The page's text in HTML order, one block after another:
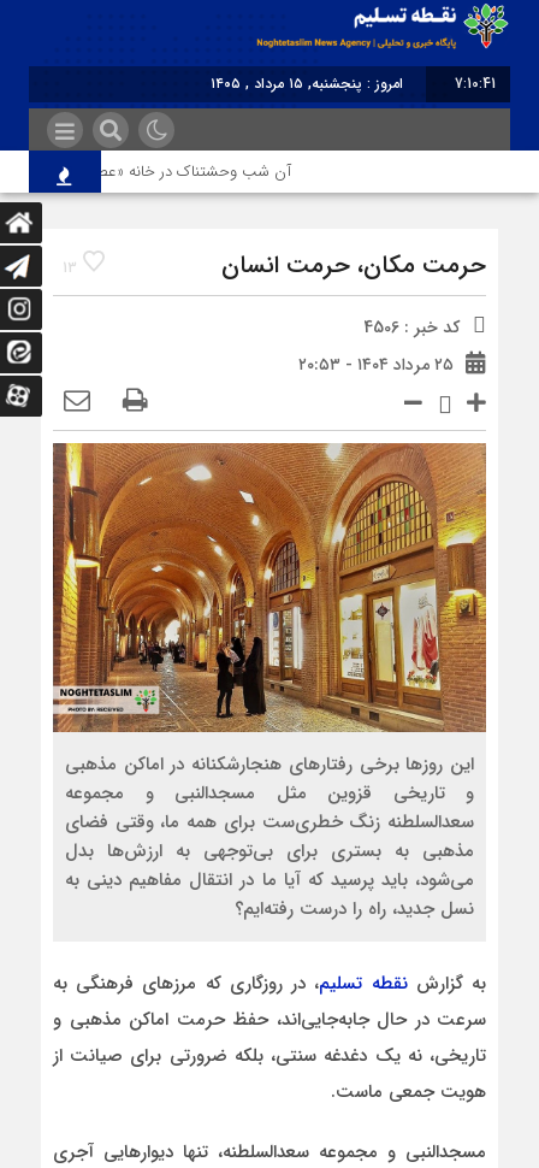
7:10:41
امروز : پنجشنبه, ۱۵ مرداد , ۱۴۰۵
آن شب وحشتناک در خانه «عصمت»
13 حرمت مکان، حرمت انسان
کد خبر : 4506
۲۵ مرداد ۱۴۰۴ - ۲۰:۵۳
این روزها برخی رفتارهای هنجارشکنانه در اماکن مذهبی
و تاریخی قزوین مثل مسجدالنبی و مجموعه
سعدالسلطنه زنگ خطری‌‌ست برای همه ما، وقتی فضای
مذهبی به بستری برای بی‌توجهی به ارزش‌ها بدل
می‌شود، باید پرسید که آیا ما در انتقال مفاهیم دینی به
نسل جدید، راه را درست رفته‌ایم؟
به گزارشنقطه تسلیم، در روزگاری که مرزهای فرهنگی به
سرعت در حال جابه‌جایی‌اند، حفظ حرمت اماکن مذهبی و
تاریخی، نه یک دغدغه سنتی، بلکه ضرورتی برای صیانت از
هویت جمعی ماست.
مسجدالنبی و مجموعه سعدالسلطنه، تنها دیوارهایی آجری